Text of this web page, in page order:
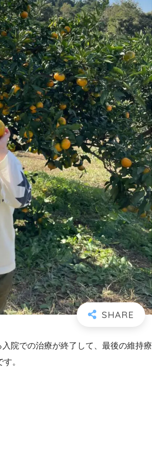
院での治療が終了して、最後の維持療
。